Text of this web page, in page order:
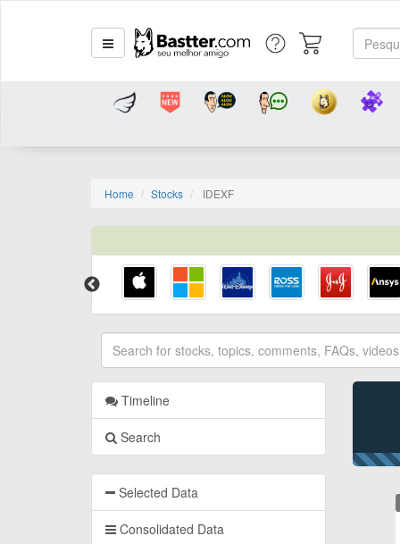
Home Stocks IDEXF
Timeline
Search
Selected Data
Consolidated Data